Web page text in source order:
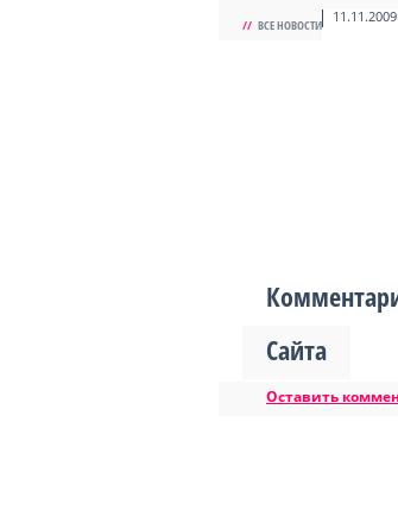
// ВСЕ НОВОСТИ 11.11.2009
Сайта
Оставить